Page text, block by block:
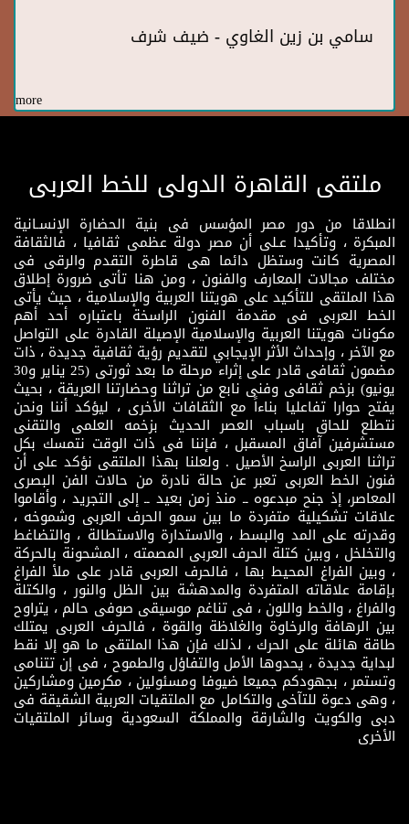
سامي بن زين الغاوي - ضيف شرف
more
ملتقى القاهرة الدولى للخط العربى
انطلاقا من دور مصر المؤسس فى بنية الحضارة الإنسـانية
المبكرة ، وتأكيدا عـلى أن مصر دولة عظمى ثقافيا ، فالثقافة
المصرية كانت وستظل دائما هى قاطرة التقدم والرقى فى
مختلف مجالات المعارف والفنون ، ومن هنا تأتى ضرورة إطلاق
هذا الملتقى للتأكيد على هويتنا العربية والإسلامية ، حيث يأتى
الخط العربى فى مقدمة الفنون الراسخة باعتباره أحد أهم
مكونات هويتنا العربية والإسلامية الإصيلة القادرة على التواصل
مع الآخر ، وإحداث الأثر الإيجابي لتقديم رؤية ثقافية جديدة ، ذات
مضمون ثقافى قادر على إثراء مرحلة ما بعد ثورتى (25 يناير و30
يونيو) بزخم ثقافى وفنى نابع من تراثنا وحضارتنا العريقة ، بحيث
يفتح حوارا تفاعليا بناءاً مع الثقافات الأخرى ، ليؤكد أننا ونحن
نتطلع للحاق باسباب العصر الحديث بزخمه العلمى والتقنى
مستشرفين آفاق المسقبل ، فإننا فى ذات الوقت نتمسك بكل
تراثنا العربى الراسخ الأصيل . ولعلنا بهذا الملتقى نؤكد على أن
فنون الخط العربى تعبر عن حالة نادرة من حالات الفن البصرى
المعاصر، إذ جنح مبدعوه ــ منذ زمن بعيد ــ إلى التجريد ، وأقاموا
علاقات تشكيلية متفردة ما بين سمو الحرف العربى وشموخه ،
وقدرته على المد والبسط ، والاستدارة والاستطالة ، والتضاغط
والتخلخل ، وبين كتلة الحرف العربى المصمته ، المشحونة بالحركة
، وبين الفراغ المحيط بها ، فالحرف العربى قادر على ملأ الفراغ
بإقامة علاقاته المتفردة والمدهشة بين الظل والنور ، والكتلة
والفراغ ، والخط واللون ، فى تناغم موسيقى صوفى حالم ، يتراوح
بين الرهافة والرخاوة والغلاظة والقوة ، فالحرف العربى يمتلك
طاقة هائلة على الحرك ، لذلك فإن هذا الملتقى ما هو إلا نقط
لبداية جديدة ، يحدوها الأمل والتفاؤل والطموح ، فى إن تتنامى
وتستمر ، بجهودكم جميعا ضيوفا ومسئولين ، مكرمين ومشاركين
، وهى دعوة للتآخى والتكامل مع الملتقيات العربية الشقيقة فى
دبى والكويت والشارقة والمملكة السعودية وسائر الملتقيات
الأخرى